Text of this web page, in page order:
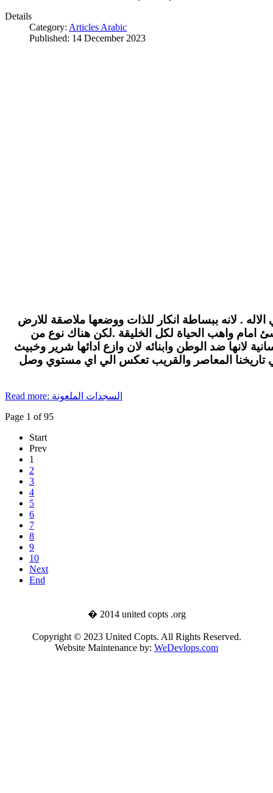
Details
Category: Articles Arabic
Published: 14 December 2023
. لانه ببساطة انكار للذات ووضعها ملاصقة للارض
امام واهب الحياة لكل الخليقة .لكن هناك نوع من
لانها ضد الوطن وابنائه لان وازع ادائها شرير وخبيث
تاريخنا المعاصر والقريب تعكس الي اي مستوي وصل
Read more: السجدات الملعونة
Page 1 of 95
Start
Prev
1
2
3
4
5
6
7
8
9
10
Next
End
� 2014 united copts .org
Copyright © 2023 United Copts. All Rights Reserved.
Website Maintenance by: WeDevlops.com